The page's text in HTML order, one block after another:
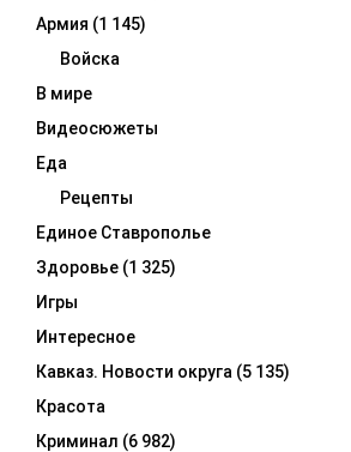
Армия (1 145)
Войска
В мире
Видеосюжеты
Еда
Рецепты
Единое Ставрополье
Здоровье (1 325)
Игры
Интересное
Кавказ. Новости округа (5 135)
Красота
Криминал (6 982)